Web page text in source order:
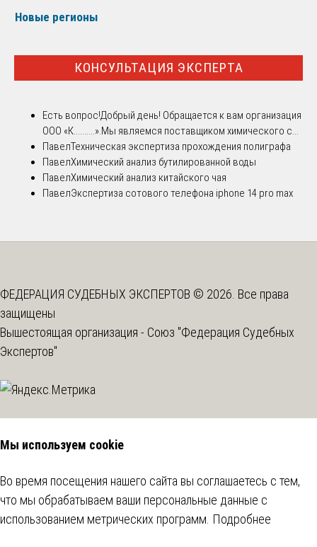
Новые регионы
КОНСУЛЬТАЦИЯ ЭКСПЕРТА
Есть вопрос!Добрый день! Обращается к вам организация
ООО «К..........».Мы являемся поставщиком химического с...
ПавелТехническая экспертиза прохождения полиграфа
ПавелХимический анализ бутилированной воды
ПавелХимический анализ китайского чая
ПавелЭкспертиза сотового телефона iphone 14 pro max
ФЕДЕРАЦИЯ СУДЕБНЫХ ЭКСПЕРТОВ © 2026. Все права
защищены
Вышестоящая организация - Союз "Федерация Судебных
Экспертов"
Мы используем cookie
Во время посещения нашего сайта вы соглашаетесь с тем,
что мы обрабатываем ваши персональные данные с
использованием метрических программ. Подробнее